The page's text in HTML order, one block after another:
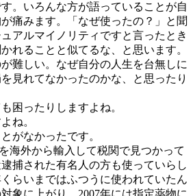
。いろんな方が語っていることが自
痛みます。「なぜ使ったの？」と聞
アルマイノリティですと言ったとき
れることと似てるな、と思います。
難しい。なぜ自分の人生を台無しに
見れてなかったのかな、と思ったり
困ったりしますよね。
ね。
がなかったです。
海外から輸入して税関で見つかって
捕された有名人の方も使っていらし
らいまではふつうに使われていたん